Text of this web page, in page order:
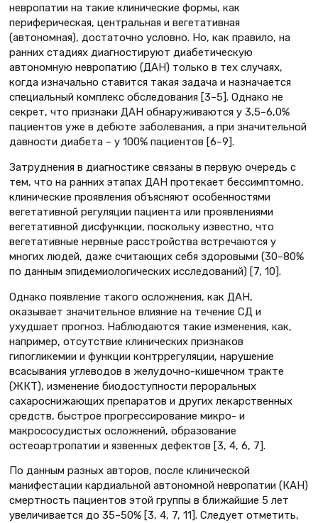
невропатии на такие клинические формы, как
периферическая, центральная и вегетативная
(автономная), достаточно условно. Но, как правило, на
ранних стадиях диагностируют диабетическую
автономную невропатию (ДАН) только в тех случаях,
когда изначально ставится такая задача и назначается
специальный комплекс обследования [3–5]. Однако не
секрет, что признаки ДАН обнаруживаются у 3,5–6,0%
пациентов уже в дебюте заболевания, а при значительной
давности диабета – у 100% пациентов [6–9].
Затруднения в диагностике связаны в первую очередь с
тем, что на ранних этапах ДАН протекает бессимптомно,
клинические проявления объясняют особенностями
вегетативной регуляции пациента или проявлениями
вегетативной дисфункции, поскольку известно, что
вегетативные нервные расстройства встречаются у
многих людей, даже считающих себя здоровыми (30–80%
по данным эпидемиологических исследований) [7, 10].
Однако появление такого осложнения, как ДАН,
оказывает значительное влияние на течение СД и
ухудшает прогноз. Наблюдаются такие изменения, как,
например, отсутствие клинических признаков
гипогликемии и функции контррегуляции, нарушение
всасывания углеводов в желудочно-кишечном тракте
(ЖКТ), изменение биодоступности пероральных
сахароснижающих препаратов и других лекарственных
средств, быстрое прогрессирование микро- и
макрососудистых осложнений, образование
остеоартропатии и язвенных дефектов [3, 4, 6, 7].
По данным разных авторов, после клинической
манифестации кардиальной автономной невропатии (КАН)
смертность пациентов этой группы в ближайшие 5 лет
увеличивается до 35–50% [3, 4, 7, 11]. Следует отметить,